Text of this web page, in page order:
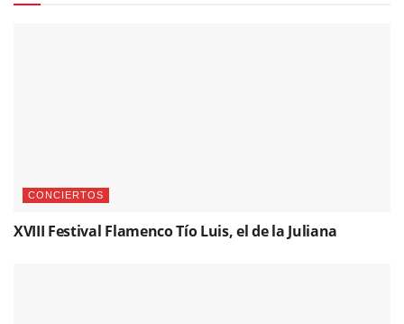
CONCIERTOS
XVIII Festival Flamenco Tío Luis, el de la Juliana